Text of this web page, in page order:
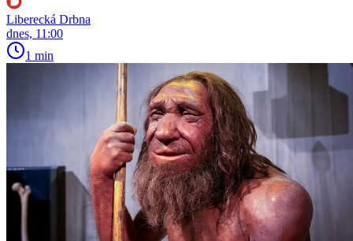
Liberecká Drbna
dnes, 11:00
1 min